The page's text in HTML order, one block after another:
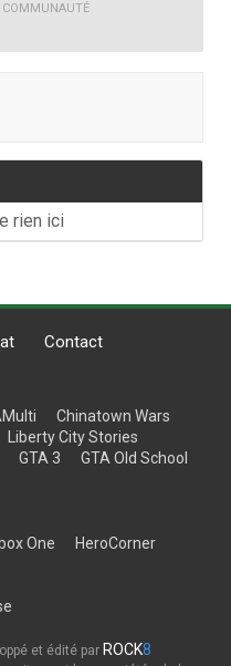
COMMUNAUTÉ
rien ici
Contact
Chinatown Wars
Liberty City Stories
GTA 3
GTA Old School
One HeroCorner
et édité par ROCK8